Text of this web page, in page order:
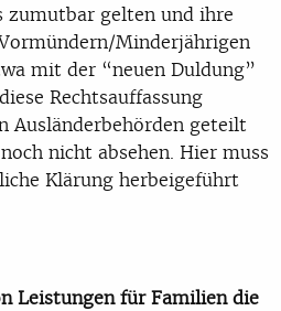
zumutbar gelten und ihre
Minderjährigen
mit der “neuen Duldung”
Rechtsauffassung
Ausländerbehörden geteilt
nicht absehen. Hier muss
Klärung herbeigeführt
Leistungen für Familien die